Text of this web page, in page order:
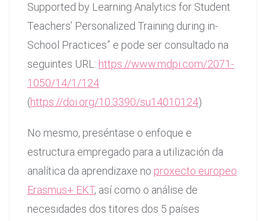
Supported by Learning Analytics for Student
Teachers’ Personalized Training during in-
School Practices” e pode ser consultado na
seguintes URL: https://www.mdpi.com/2071-
1050/14/1/124
(https://doi.org/10.3390/su14010124)
No mesmo, preséntase o enfoque e
estructura empregado para a utilización da
analítica da aprendizaxe no proxecto europeo
Erasmus+ EKT, así como o análise de
necesidades dos titores dos 5 países